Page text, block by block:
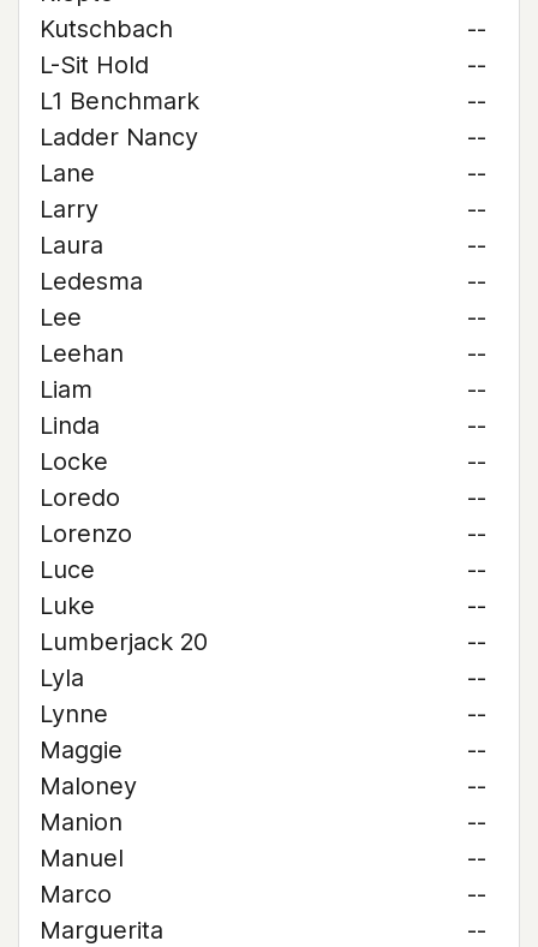
Kutschbach
--
L-Sit Hold
--
L1 Benchmark
--
Ladder Nancy
--
Lane
--
Larry
--
Laura
--
Ledesma
--
Lee
--
Leehan
--
Liam
--
Linda
--
Locke
--
Loredo
--
Lorenzo
--
Luce
--
Luke
--
Lumberjack 20
--
Lyla
--
Lynne
--
Maggie
--
Maloney
--
Manion
--
Manuel
--
Marco
--
Marguerita
--